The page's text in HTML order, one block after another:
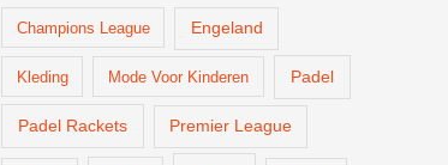
Champions League Engeland
Kleding Mode Voor Kinderen Padel
Padel Rackets Premier League